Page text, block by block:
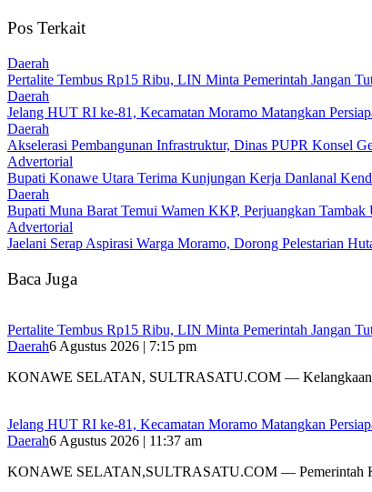
Pos Terkait
Daerah
‎Pertalite Tembus Rp15 Ribu, LIN Minta Pemerintah Jangan
Daerah
‎Jelang HUT RI ke-81, Kecamatan Moramo Matangkan
Daerah
Akselerasi Pembangunan Infrastruktur, Dinas PUPR Konsel
Advertorial
Bupati Konawe Utara Terima Kunjungan Kerja Danlanal
Daerah
‎Bupati Muna Barat Temui Wamen KKP, Perjuangkan
Advertorial
Jaelani Serap Aspirasi Warga Moramo, Dorong Pelestarian
Baca Juga
‎Pertalite Tembus Rp15 Ribu, LIN Minta Pemerintah Jangan
Daerah6 Agustus 2026 | 7:15 pm
‎KONAWE SELATAN, SULTRASATU.COM —
‎Jelang HUT RI ke-81, Kecamatan Moramo Matangkan
Daerah6 Agustus 2026 | 11:37 am
KONAWE SELATAN,SULTRASATU.COM — Pemerintah